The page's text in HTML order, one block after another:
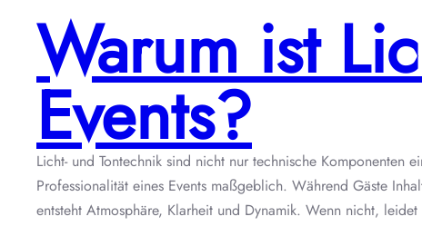
Warum ist
Events?
Licht- und Tontechnik sind nicht nur technische Komponenten
Professionalität eines Events maßgeblich. Während Gäste
entsteht Atmosphäre, Klarheit und Dynamik. Wenn nicht,